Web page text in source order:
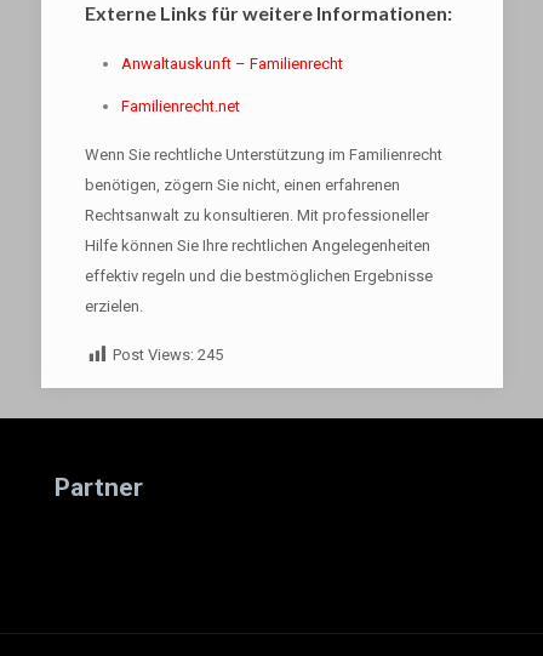
Externe Links für weitere Informationen:
Anwaltauskunft – Familienrecht
Familienrecht.net
Wenn Sie rechtliche Unterstützung im Familienrecht
benötigen, zögern Sie nicht, einen erfahrenen
Rechtsanwalt zu konsultieren. Mit professioneller
Hilfe können Sie Ihre rechtlichen Angelegenheiten
effektiv regeln und die bestmöglichen Ergebnisse
erzielen.
Post Views: 245
Partner